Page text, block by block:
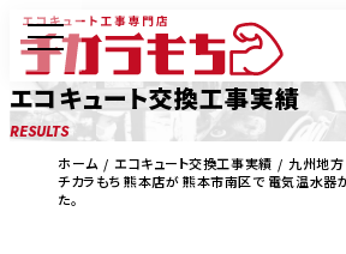
エコキュート交換工事実績
RESULTS
ホーム エコキュート交換工事実績 九州地方
チカラもち 熊本店が 熊本市南区で 電気温水器
た。